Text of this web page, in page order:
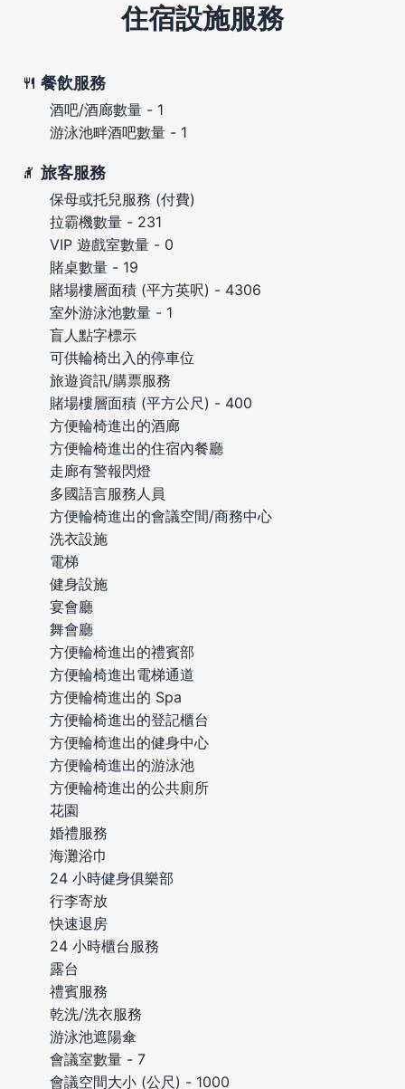
住宿設施服務
餐飲服務
酒吧/酒廊數量 - 1
游泳池畔酒吧數量 - 1
旅客服務
保母或托兒服務 (付費)
拉霸機數量 - 231
VIP 遊戲室數量 - 0
賭桌數量 - 19
賭場樓層面積 (平方英呎) - 4306
室外游泳池數量 - 1
盲人點字標示
可供輪椅出入的停車位
旅遊資訊/購票服務
賭場樓層面積 (平方公尺) - 400
方便輪椅進出的酒廊
方便輪椅進出的住宿內餐廳
走廊有警報閃燈
多國語言服務人員
方便輪椅進出的會議空間/商務中心
洗衣設施
電梯
健身設施
宴會廳
舞會廳
方便輪椅進出的禮賓部
方便輪椅進出電梯通道
方便輪椅進出的 Spa
方便輪椅進出的登記櫃台
方便輪椅進出的健身中心
方便輪椅進出的游泳池
方便輪椅進出的公共廁所
花園
婚禮服務
海灘浴巾
24 小時健身俱樂部
行李寄放
快速退房
24 小時櫃台服務
露台
禮賓服務
乾洗/洗衣服務
游泳池遮陽傘
會議室數量 - 7
會議空間大小 (公尺) - 1000